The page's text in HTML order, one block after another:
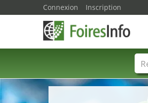
Connexion Inscription